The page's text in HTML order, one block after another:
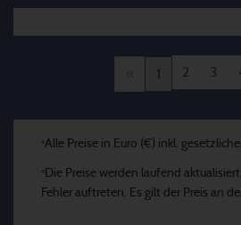
1 2 3
*Alle Preise in Euro (€) inkl.
* Die Preise werden laufend
Fehler auftreten. Es gilt der Preis an